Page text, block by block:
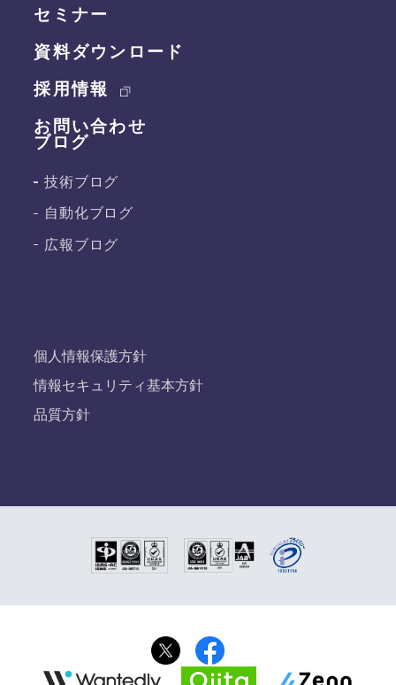
個人情報保護方針
情報セキュリティ基本方針
品質方針
セミナー
資料ダウンロード
採用情報
お問い合わせ
ブログ
技術ブログ
自動化ブログ
広報ブログ